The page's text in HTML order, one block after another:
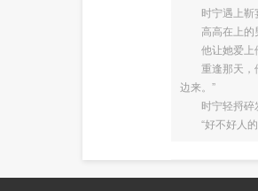
时宁遇上靳
高高在上的男
他让她爱上
重逢那天，他
边来。”
时宁轻捋碎
“好不好人的